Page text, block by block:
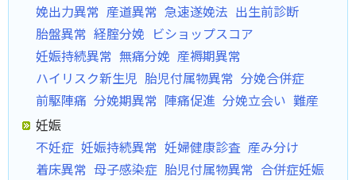
娩出力異常 産道異常 急速遂娩法 出生前診断
胎盤異常 経腟分娩 ビショップスコア
妊娠持続異常 無痛分娩 産褥期異常
ハイリスク新生児 胎児付属物異常 分娩合併症
前駆陣痛 分娩期異常 陣痛促進 分娩立会い 難産
妊娠
不妊症 妊娠持続異常 妊婦健康診査 産み分け
着床異常 母子感染症 胎児付属物異常 合併症妊娠